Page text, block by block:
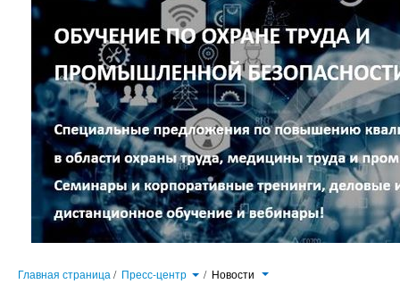
Главная страница / Пресс-центр / Новости